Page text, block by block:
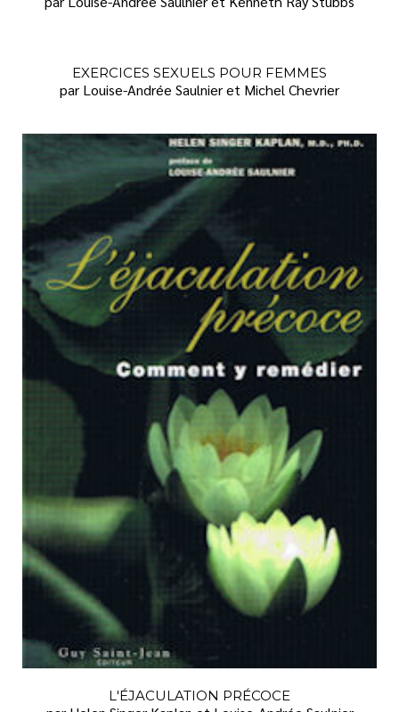
EXERCICES SEXUELS POUR FEMMES
par Louise-Andrée Saulnier et Michel Chevrier
L'ÉJACULATION PRÉCOCE